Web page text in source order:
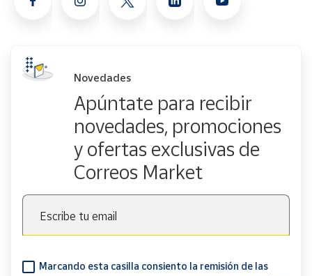
Novedades
Apúntate para recibir
novedades, promociones
y ofertas exclusivas de
Correos Market
Escribe tu email
Marcando esta casilla consiento la remisión de las